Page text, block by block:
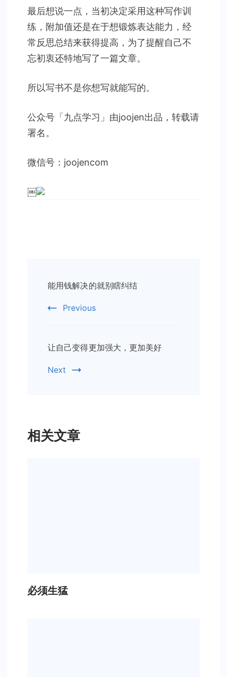
最后想说一点，当初决定采用这种写作训
练，附加值还是在于想锻炼表达能力，经
常反思总结来获得提高，为了提醒自己不
忘初衷还特地写了一篇文章。
所以写书不是你想写就能写的。
公众号「九点学习」由joojen出品，转载请
署名。
微信号：joojencom
￼
Navigation
能用钱解决的就别瞎纠结
Previous
让自己变得更加强大，更加美好
Next
相关文章
必须生猛